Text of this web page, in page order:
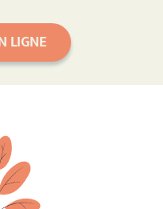
LIGNE